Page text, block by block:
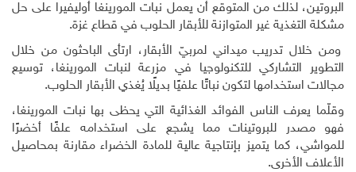
البروتين، لذلك من المتوقع أن يعمل نبات المورينغا أوليفيرا على حل
مشكلة التغذية غير المتوازنة للأبقار الحلوب في قطاع غزة.
ومن خلال تدريب ميداني لمربيّ الأبقار، ارتأى الباحثون من خلال
التطوير التشاركي للتكنولوجيا في مزرعة لنبات المورينغا، توسيع
مجالات استخدامها لتكون نباتًا علفيًا بديلًا يُغذي الأبقار الحلوب.
وقلّما يعرف الناس الفوائد الغذائية التي يحظى بها نبات المورينغا،
فهو مصدر للبروتينات مما يشجع على استخدامه علفًا أخضرًا
للمواشي، كما يتميز بإنتاجية عالية للمادة الخضراء مقارنة بمحاصيل
الأعلاف الأخرى.